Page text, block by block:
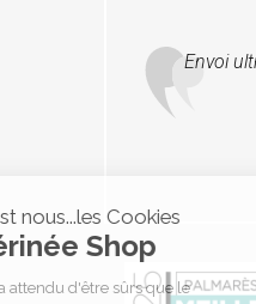
Envoi
C'est nous...les Cookies
Périnée Shop
On a attendu d'être sûrs que